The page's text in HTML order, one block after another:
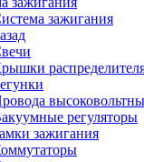
зажигания
регуляторы
зажигания